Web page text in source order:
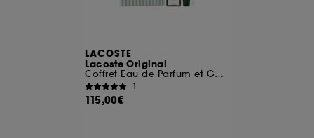
LACOSTE
Lacoste Original
Coffret Eau de Parfum et Gel Douche
1
115,00€